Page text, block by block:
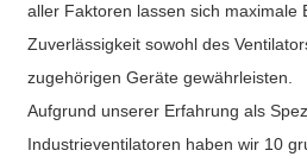
aller Faktoren lassen sich maximale
Zuverlässigkeit sowohl des
zugehörigen Geräte gewährleisten.
Aufgrund unserer Erfahrung als
Industrieventilatoren haben wir 10